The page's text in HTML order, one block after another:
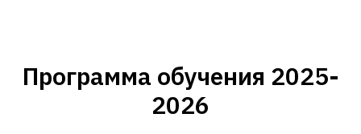
Программа обучения 2025-
2026